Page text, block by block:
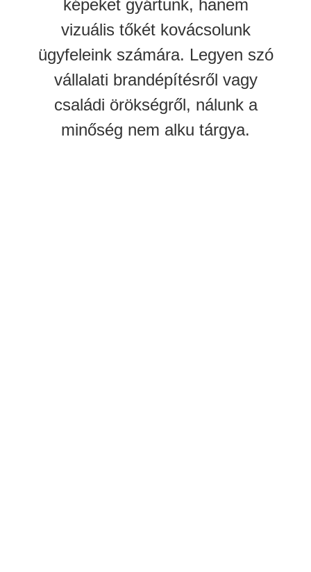
képeket gyártunk, hanem
vizuális tőkét kovácsolunk
ügyfeleink számára. Legyen szó
vállalati brandépítésről vagy
családi örökségről, nálunk a
minőség nem alku tárgya.